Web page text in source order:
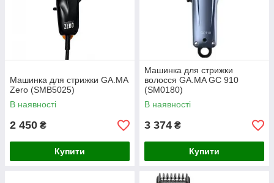
Машинка для стрижки GA.MA
Zero (SMB5025)
В наявності
2 450 ₴
Купити
Машинка для стрижки
волосся GA.MA GC 910
(SM0180)
В наявності
3 374 ₴
Купити